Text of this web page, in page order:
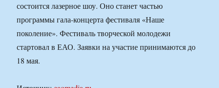
состоится лазерное шоу. Оно станет частью
программы гала-концерта фестиваля «Наше
поколение». Фестиваль творческой молодежи
стартовал в ЕАО. Заявки на участие принимаются до
18 мая.